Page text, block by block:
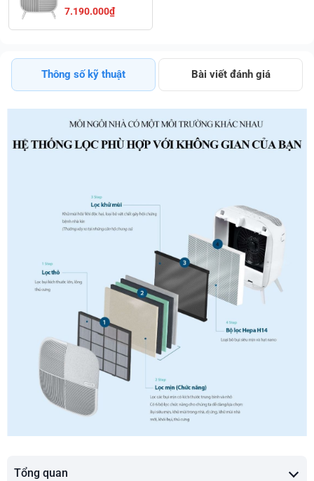
Max Tiện Lợi Giá
7.190.000₫
Thông số kỹ thuật Bài viết đánh giá
Tổng quan